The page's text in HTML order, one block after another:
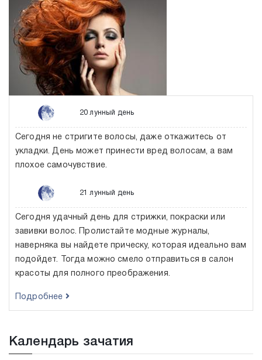
20 лунный день
Сегодня не стригите волосы, даже откажитесь от
укладки. День может принести вред волосам, а вам
плохое самочувствие.
21 лунный день
Сегодня удачный день для стрижки, покраски или
завивки волос. Пролистайте модные журналы,
наверняка вы найдете прическу, которая идеально вам
подойдет. Тогда можно смело отправиться в салон
красоты для полного преображения.
Подробнее
Календарь зачатия